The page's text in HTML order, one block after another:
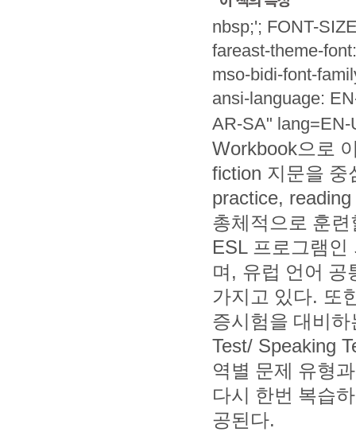
nbsp;'; FONT-
fareast-theme-
mso-bidi-font-
ansi-language:
AR-SA" lang=EN-
Workbook으로
fiction 지문을 중
practice,
총체적으로 훈
ESL 프로그램인
며 , 유럽 언어 공
가지고 있다. 또
증시험을 대비
Test/ Speaking
역별 문제 유형
다시 한번 복습
공된다.